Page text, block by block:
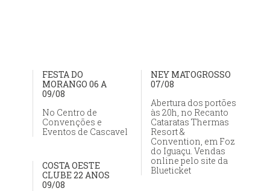
FESTA DO
MORANGO 06 A
09/08
No Centro de
Convenções e
Eventos de Cascavel
NEY MATOGROSSO
07/08
Abertura dos portões
às 20h, no Recanto
Cataratas Thermas
Resort &
Convention, em Foz
do Iguaçu. Vendas
online pelo site da
Blueticket
COSTA OESTE
CLUBE 22 ANOS
09/08